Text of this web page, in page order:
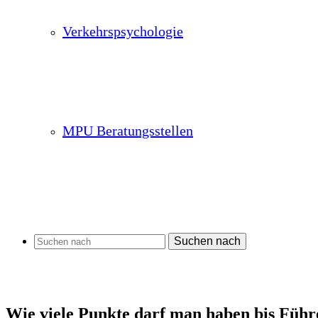
Verkehrspsychologie
MPU Beratungsstellen
Suchen nach
Wie viele Punkte darf man haben bis